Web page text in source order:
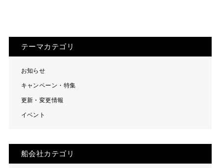
テーマカテゴリ
お知らせ
キャンペーン・特集
更新・変更情報
イベント
船会社カテゴリ